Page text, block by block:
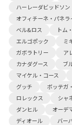
ハーレーダビッドソン
オフィチーネ・パネラ
ベル&ロス
トム
エルゴポック
ミ
ガボラトリー
ア
カナダグース
ブ
マイケル・コース
グッチ
ボッテガ
ロレックス
シャ
ダンヒル
オーデ
ディオール
バー